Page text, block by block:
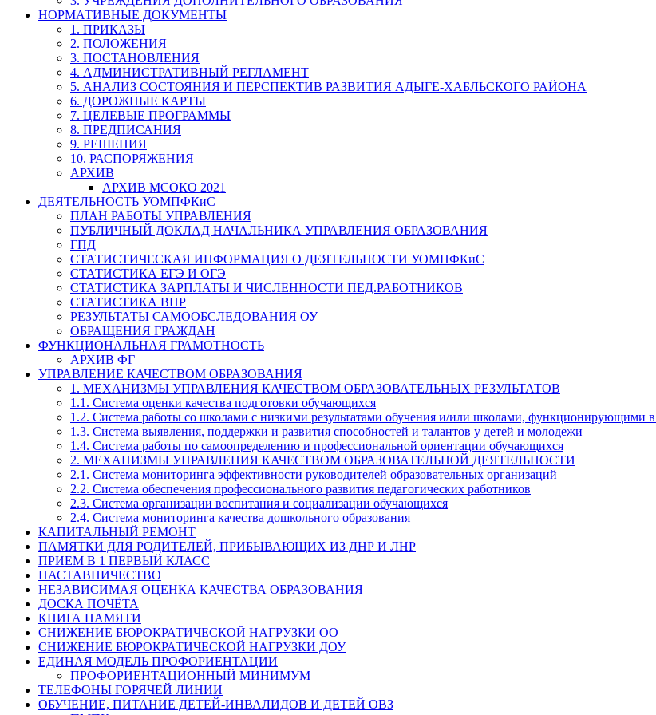
НОРМАТИВНЫЕ ДОКУМЕНТЫ
1. ПРИКАЗЫ
2. ПОЛОЖЕНИЯ
3. ПОСТАНОВЛЕНИЯ
4. АДМИНИСТРАТИВНЫЙ РЕГЛАМЕНТ
5. АНАЛИЗ СОСТОЯНИЯ И ПЕРСПЕКТИВ РАЗВИТИЯ АДЫГЕ-ХАБЛЬСКОГО РАЙОНА
6. ДОРОЖНЫЕ КАРТЫ
7. ЦЕЛЕВЫЕ ПРОГРАММЫ
8. ПРЕДПИСАНИЯ
9. РЕШЕНИЯ
10. РАСПОРЯЖЕНИЯ
АРХИВ
АРХИВ МСОКО 2021
ДЕЯТЕЛЬНОСТЬ УОМПФКиС
ПЛАН РАБОТЫ УПРАВЛЕНИЯ
ПУБЛИЧНЫЙ ДОКЛАД НАЧАЛЬНИКА УПРАВЛЕНИЯ ОБРАЗОВАНИЯ
ГПД
СТАТИСТИЧЕСКАЯ ИНФОРМАЦИЯ О ДЕЯТЕЛЬНОСТИ УОМПФКиС
СТАТИСТИКА ЕГЭ И ОГЭ
СТАТИСТИКА ЗАРПЛАТЫ И ЧИСЛЕННОСТИ ПЕД.РАБОТНИКОВ
СТАТИСТИКА ВПР
РЕЗУЛЬТАТЫ САМООБСЛЕДОВАНИЯ ОУ
ОБРАЩЕНИЯ ГРАЖДАН
ФУНКЦИОНАЛЬНАЯ ГРАМОТНОСТЬ
АРХИВ ФГ
УПРАВЛЕНИЕ КАЧЕСТВОМ ОБРАЗОВАНИЯ
1. МЕХАНИЗМЫ УПРАВЛЕНИЯ КАЧЕСТВОМ ОБРАЗОВАТЕЛЬНЫХ РЕЗУЛЬТАТОВ
1.1. Система оценки качества подготовки обучающихся
1.2. Система работы со школами с низкими результатами обучения и/или школами, функционирующими
1.3. Система выявления, поддержки и развития способностей и талантов у детей и молодежи
1.4. Система работы по самоопределению и профессиональной ориентации обучающихся
2. МЕХАНИЗМЫ УПРАВЛЕНИЯ КАЧЕСТВОМ ОБРАЗОВАТЕЛЬНОЙ ДЕЯТЕЛЬНОСТИ
2.1. Система мониторинга эффективности руководителей образовательных организаций
2.2. Система обеспечения профессионального развития педагогических работников
2.3. Система организации воспитания и социализации обучающихся
2.4. Система мониторинга качества дошкольного образования
КАПИТАЛЬНЫЙ РЕМОНТ
ПАМЯТКИ ДЛЯ РОДИТЕЛЕЙ, ПРИБЫВАЮЩИХ ИЗ ДНР И ЛНР
ПРИЕМ В 1 ПЕРВЫЙ КЛАСС
НАСТАВНИЧЕСТВО
НЕЗАВИСИМАЯ ОЦЕНКА КАЧЕСТВА ОБРАЗОВАНИЯ
ДОСКА ПОЧЁТА
КНИГА ПАМЯТИ
СНИЖЕНИЕ БЮРОКРАТИЧЕСКОЙ НАГРУЗКИ ОО
СНИЖЕНИЕ БЮРОКРАТИЧЕСКОЙ НАГРУЗКИ ДОУ
ЕДИНАЯ МОДЕЛЬ ПРОФОРИЕНТАЦИИ
ПРОФОРИЕНТАЦИОННЫЙ МИНИМУМ
ТЕЛЕФОНЫ ГОРЯЧЕЙ ЛИНИИ
ОБУЧЕНИЕ, ПИТАНИЕ ДЕТЕЙ-ИНВАЛИДОВ И ДЕТЕЙ ОВЗ